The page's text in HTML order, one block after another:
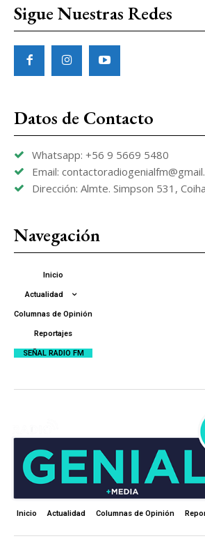
Sigue Nuestras Redes
Datos de Contacto
Whatsapp: +56 9 5669 5480
Email:
Dirección: Almte. Simpson 531,
Navegación
Inicio
Actualidad
Columnas de Opinión
Reportajes
SEÑAL RADIO FM
Inicio Actualidad Columnas de Opinión